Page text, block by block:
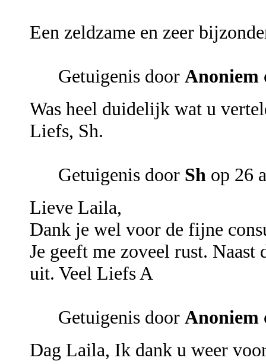
Een zeldzame en zeer
Getuigenis door Anoniem
Was heel duidelijk wat u
Liefs, Sh.
Getuigenis door Sh op 26
Lieve Laila,
Dank je wel voor de fijne
Je geeft me zoveel rust.
uit. Veel Liefs A
Getuigenis door Anoniem
Dag Laila, Ik dank u weer